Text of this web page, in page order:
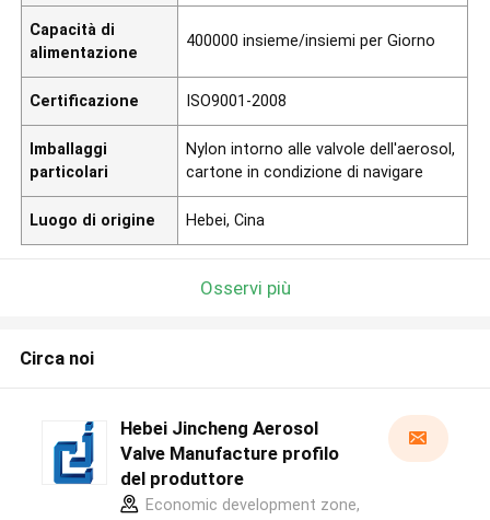
Capacità di
alimentazione
400000 insieme/insiemi per Giorno
Certificazione ISO9001-2008
Imballaggi
particolari
Nylon intorno alle valvole dell'aerosol,
cartone in condizione di navigare
Luogo di origine Hebei, Cina
Osservi più
Circa noi
Hebei Jincheng Aerosol
Valve Manufacture profilo
del produttore
Economic development zone,